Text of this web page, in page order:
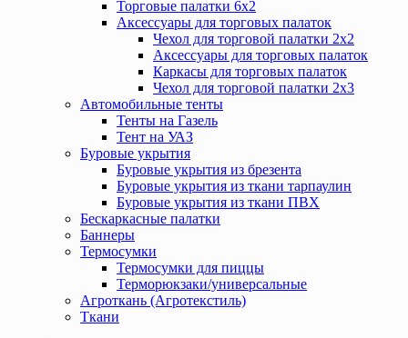
Торговые палатки 6х2
Аксессуары для торговых палаток
Чехол для торговой палатки 2х2
Аксессуары для торговых палаток
Каркасы для торговых палаток
Чехол для торговой палатки 2х3
Автомобильные тенты
Тенты на Газель
Тент на УАЗ
Буровые укрытия
Буровые укрытия из брезента
Буровые укрытия из ткани тарпаулин
Буровые укрытия из ткани ПВХ
Бескаркасные палатки
Баннеры
Термосумки
Термосумки для пиццы
Терморюкзаки/универсальные
Агроткань (Агротекстиль)
Ткани